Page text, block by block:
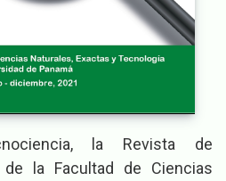
la Revista de
la Facultad de Ciencias